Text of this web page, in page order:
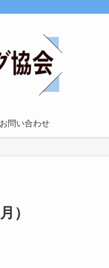
お問い合わせ
）